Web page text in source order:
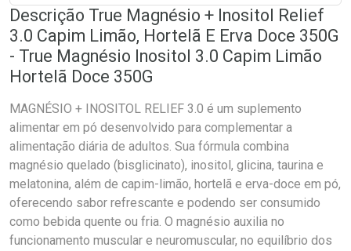
Descrição True Magnésio + Inositol Relief
3.0 Capim Limão, Hortelã E Erva Doce 350G
- True Magnésio Inositol 3.0 Capim Limão
Hortelã Doce 350G
MAGNÉSIO + INOSITOL RELIEF 3.0 é um suplemento
alimentar em pó desenvolvido para complementar a
alimentação diária de adultos. Sua fórmula combina
magnésio quelado (bisglicinato), inositol, glicina, taurina e
melatonina, além de capim-limão, hortelã e erva-doce em pó,
oferecendo sabor refrescante e podendo ser consumido
como bebida quente ou fria. O magnésio auxilia no
funcionamento muscular e neuromuscular, no equilíbrio dos